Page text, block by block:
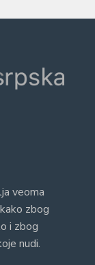
veoma
zbog
i zbog
nudi.